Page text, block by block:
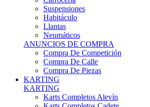
Suspensiones
Habitáculo
Llantas
Neumáticos
ANUNCIOS DE COMPRA
Compra De Competición
Compra De Calle
Compra De Piezas
KARTING
KARTING
Karts Completos Alevín